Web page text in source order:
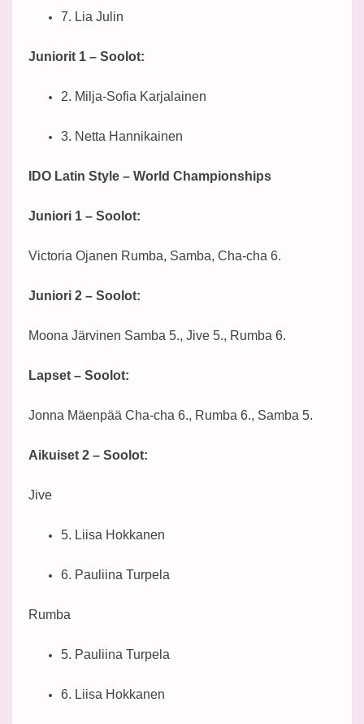
7. Lia Julin
Juniorit 1 – Soolot:
2. Milja-Sofia Karjalainen
3. Netta Hannikainen
IDO Latin Style – World Championships
Juniori 1 – Soolot:
Victoria Ojanen Rumba, Samba, Cha-cha 6.
Juniori 2 – Soolot:
Moona Järvinen Samba 5., Jive 5., Rumba 6.
Lapset – Soolot:
Jonna Mäenpää Cha-cha 6., Rumba 6., Samba 5.
Aikuiset 2 – Soolot:
Jive
5. Liisa Hokkanen
6. Pauliina Turpela
Rumba
5. Pauliina Turpela
6. Liisa Hokkanen